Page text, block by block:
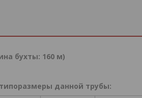
бухты: 160 м)
данной трубы: